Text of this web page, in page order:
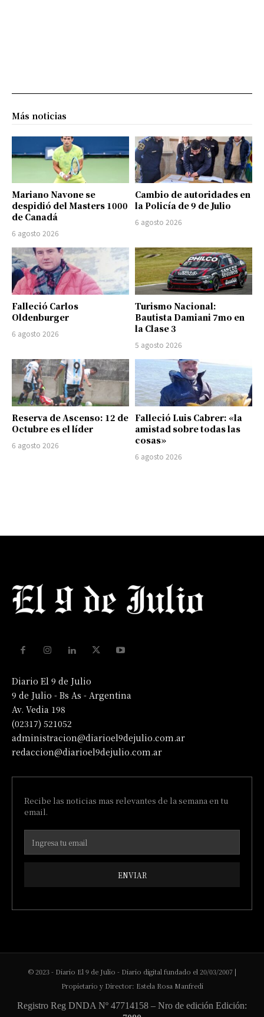
Más noticias
Mariano Navone se
despidió del Masters 1000
de Canadá
6 agosto 2026
Cambio de autoridades en
la Policía de 9 de Julio
6 agosto 2026
Falleció Carlos
Oldenburger
6 agosto 2026
Turismo Nacional:
Bautista Damiani 7mo en
la Clase 3
5 agosto 2026
Reserva de Ascenso: 12 de
Octubre es el líder
6 agosto 2026
Falleció Luis Cabrer: «la
amistad sobre todas las
cosas»
6 agosto 2026
Diario El 9 de Julio
9 de Julio - Bs As - Argentina
Av. Vedia 198
(02317) 521052
administracion@diarioel9dejulio.com.ar
redaccion@diarioel9dejulio.com.ar
Recibe las noticias mas relevantes de la semana en tu
email.
ENVIAR
© 2023 - Diario El 9 de Julio - Diario digital fundado el 20/03/2007 |
Propietario y Director: Estela Rosa Manfredi
Registro Reg DNDA Nº 47714158 – Nro de edición Edición: